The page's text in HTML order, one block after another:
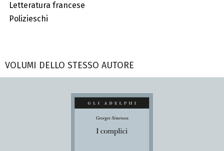
Letteratura francese
Polizieschi
VOLUMI DELLO STESSO AUTORE